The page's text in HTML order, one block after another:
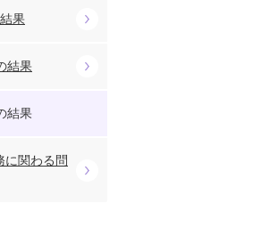
果
結果
結果
に関わる問